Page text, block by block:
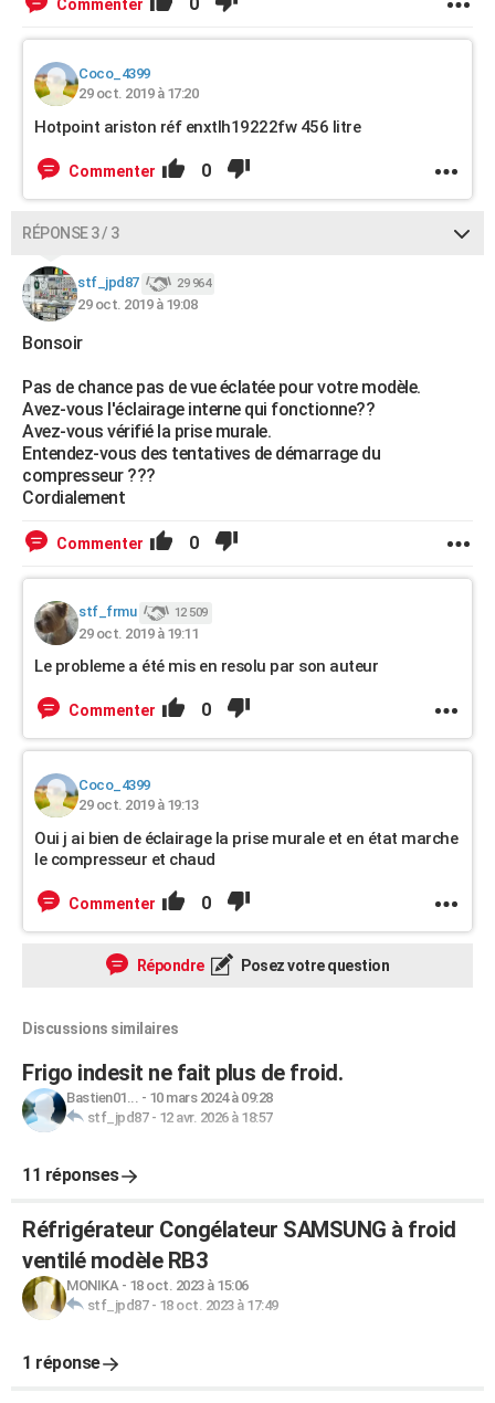
Commenter
Coco_4399
29 oct. 2019 à 17:20
Hotpoint ariston réf enxtlh19222fw 456 litre
Commenter 0
RÉPONSE 3 / 3
stf_jpd87 29 964
29 oct. 2019 à 19:08
Bonsoir
Pas de chance pas de vue éclatée pour votre modèle.
Avez-vous l'éclairage interne qui fonctionne??
Avez-vous vérifié la prise murale.
Entendez-vous des tentatives de démarrage du
compresseur ???
Cordialement
Commenter 0
stf_frmu 12 509
29 oct. 2019 à 19:11
Le probleme a été mis en resolu par son auteur
Commenter 0
Coco_4399
29 oct. 2019 à 19:13
Oui j ai bien de éclairage la prise murale et en état marche
le compresseur et chaud
Commenter 0
Répondre Posez votre question
Discussions similaires
Frigo indesit ne fait plus de froid.
Bastien01... - 10 mars 2024 à 09:28
stf_jpd87- 12 avr. 2026 à 18:57
11 réponses
Réfrigérateur Congélateur SAMSUNG à froid
ventilé modèle RB3
MONIKA- 18 oct. 2023 à 15:06
stf_jpd87- 18 oct. 2023 à 17:49
1 réponse